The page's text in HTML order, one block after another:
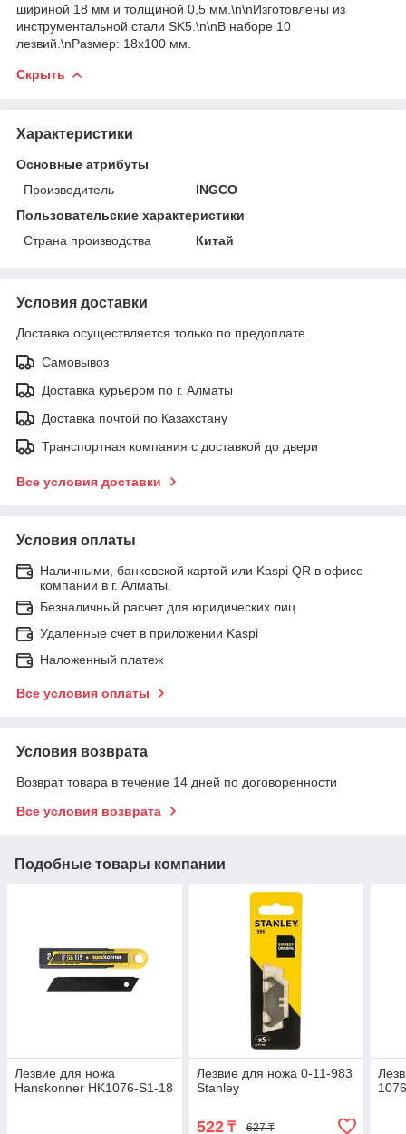
шириной 18 мм и толщиной 0,5 мм.\n\nИзготовлены из
инструментальной стали SK5.\n\nВ наборе 10
лезвий.\nРазмер: 18х100 мм.
Скрыть
Характеристики
Основные атрибуты
Производитель
INGCO
Пользовательские характеристики
Страна производства
Китай
Условия доставки
Доставка осуществляется только по предоплате.
Самовывоз
Доставка курьером по г. Алматы
Доставка почтой по Казахстану
Транспортная компания с доставкой до двери
Все условия доставки
Условия оплаты
Наличными, банковской картой или Kaspi QR в офисе
компании в г. Алматы.
Безналичный расчет для юридических лиц
Удаленные счет в приложении Kaspi
Наложенный платеж
Все условия оплаты
Условия возврата
Возврат товара в течение 14 дней по договоренности
Все условия возврата
Подобные товары компании
Лезвие для ножа
Hanskonner HK1076-S1-18
Лезвие для ножа 0-11-983
Stanley
522₸ 627 ₸